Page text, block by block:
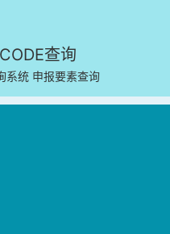
查询
系统 申报要素查询